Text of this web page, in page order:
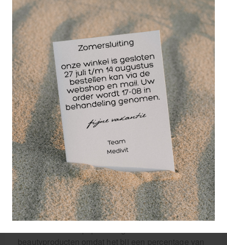
een aangenaam
verfrissend gevoel
van de voeten.
Rowo voetlotion is
uitermate geschikt
voor verzorging van overbelaste voeten en bij
voetmassage.
Een belangrijk ingrediënt in Rowo voetlotion Lemon
is Allantoine, Allantoine irriteert de huid niet, maar
juist verzacht en beschermt, is het met name ideaal
voor mensen met een droge, gevoelige huid of
huidaandoeningen zoals eczeem en psoriasis.
Velen noemen Allantoïne een wonderproduct en in
feite is dat het ook. Allantoïne komt in de natuur
voor, namelijk in comfrey root oftewel smeerwortel
en in tarwekiemen. Tegenwoordig wordt het steeds
vaker synthetisch nagebootst in een laboratorium.
beautyproducten omdat het bij een percentage van